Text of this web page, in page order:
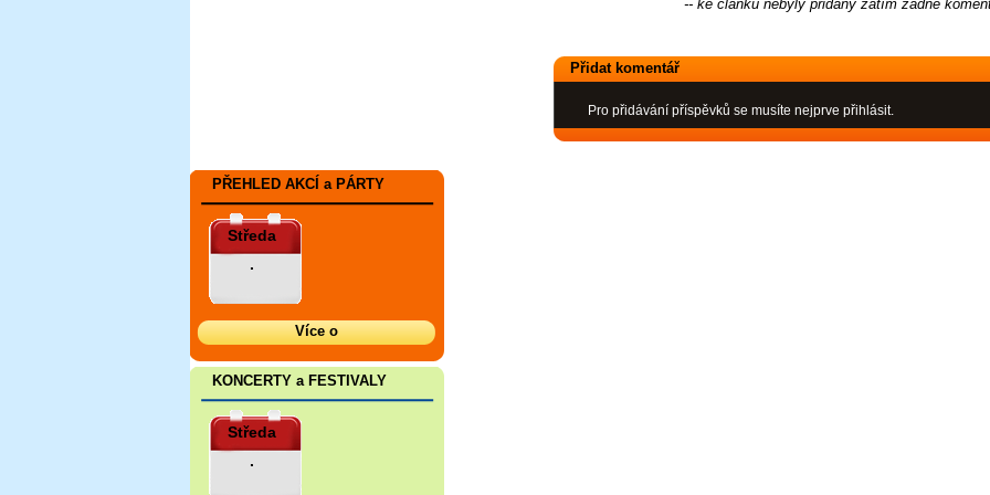
-- ke článku nebyly přidány zatím žádné
Přidat komentář
Pro přidávání příspěvků se musíte nejprve přihlásit.
PŘEHLED AKCÍ a PÁRTY
Středa
.
Více o
KONCERTY a FESTIVALY
Středa
.